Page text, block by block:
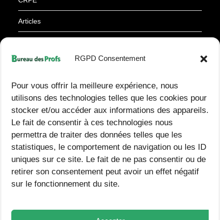
RGPD Consentement
Pour vous offrir la meilleure expérience, nous
utilisons des technologies telles que les cookies pour
stocker et/ou accéder aux informations des appareils.
Le fait de consentir à ces technologies nous
permettra de traiter des données telles que les
statistiques, le comportement de navigation ou les ID
uniques sur ce site. Le fait de ne pas consentir ou de
retirer son consentement peut avoir un effet négatif
sur le fonctionnement du site.
Articles
À propos
Derniers articles
Fiche d’expérience pour la démarche d’investigation en
sciences – CM1 et CM2 – PDF & Word
Tableau de numération à télécharger : différents formats
disponibles (décimaux, classe des unités, des mille, des